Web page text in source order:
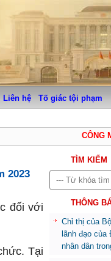
Liên hệ Tố giác tội phạm
CÔNG
2023
đối với
Tại
TÌM KIẾM
THÔNG
Chỉ thị của
lãnh đạo
nhân dân